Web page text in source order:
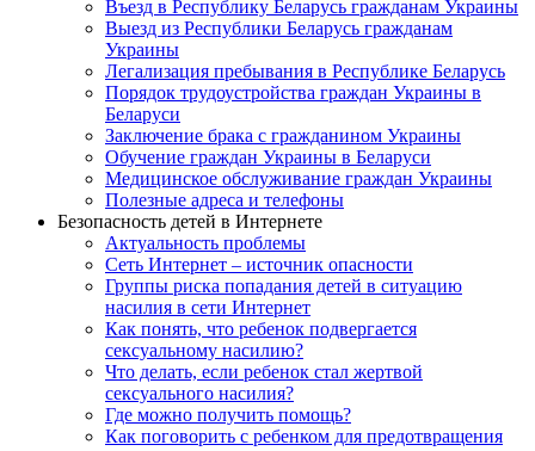
Въезд в Республику Беларусь гражданам Украины
Выезд из Республики Беларусь гражданам
Украины
Легализация пребывания в Республике Беларусь
Порядок трудоустройства граждан Украины в
Беларуси
Заключение брака с гражданином Украины
Обучение граждан Украины в Беларуси
Медицинское обслуживание граждан Украины
Полезные адреса и телефоны
Безопасность детей в Интернете
Актуальность проблемы
Сеть Интернет – источник опасности
Группы риска попадания детей в ситуацию
насилия в сети Интернет
Как понять, что ребенок подвергается
сексуальному насилию?
Что делать, если ребенок стал жертвой
сексуального насилия?
Где можно получить помощь?
Как поговорить с ребенком для предотвращения